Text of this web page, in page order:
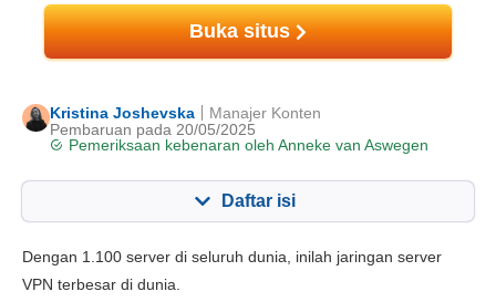
Buka situs
Kristina Joshevska
Pembaruan pada 20/05/2025
Pemeriksaan kebenaran oleh Anneke van Aswegen
Manajer Konten
Daftar isi
fitur utama
Dengan 1.100 server di seluruh dunia, inilah jaringan server
VPN terbesar di dunia.